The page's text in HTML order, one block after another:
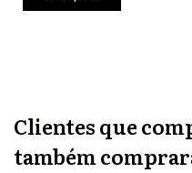
Clientes que
também